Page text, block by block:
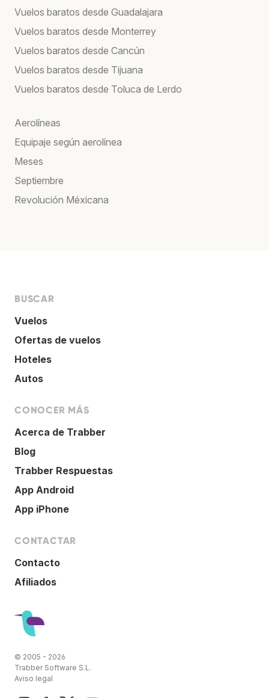
Vuelos baratos desde Guadalajara
Vuelos baratos desde Monterrey
Vuelos baratos desde Cancún
Vuelos baratos desde Tijuana
Vuelos baratos desde Toluca de Lerdo
Aerolíneas
Equipaje según aerolínea
Meses
Septiembre
Revolución Méxicana
BUSCAR
Vuelos
Ofertas de vuelos
Hoteles
Autos
CONOCER MÁS
Acerca de Trabber
Blog
Trabber Respuestas
App Android
App iPhone
CONTACTAR
Contacto
Afiliados
© 2005 - 2026
Trabber Software S.L.
Aviso legal